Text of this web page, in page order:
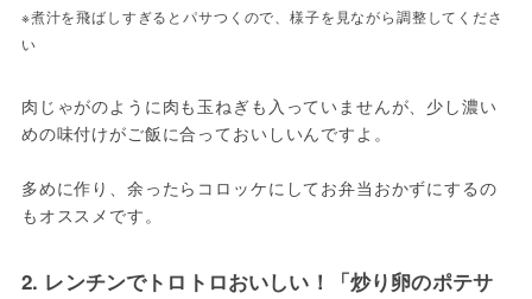
※煮汁を飛ばしすぎるとパサつくので、様子を見ながら調整してくださ
い
肉じゃがのように肉も玉ねぎも入っていませんが、少し濃い
めの味付けがご飯に合っておいしいんですよ。
多めに作り、余ったらコロッケにしてお弁当おかずにするの
もオススメです。
2. レンチンでトロトロおいしい！「炒り卵のポテサ